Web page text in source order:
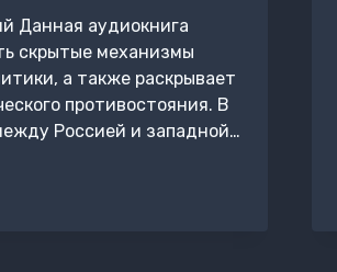
Данная аудиокнига
скрытые механизмы
а также раскрывает
противостояния. В
Россией и западной…